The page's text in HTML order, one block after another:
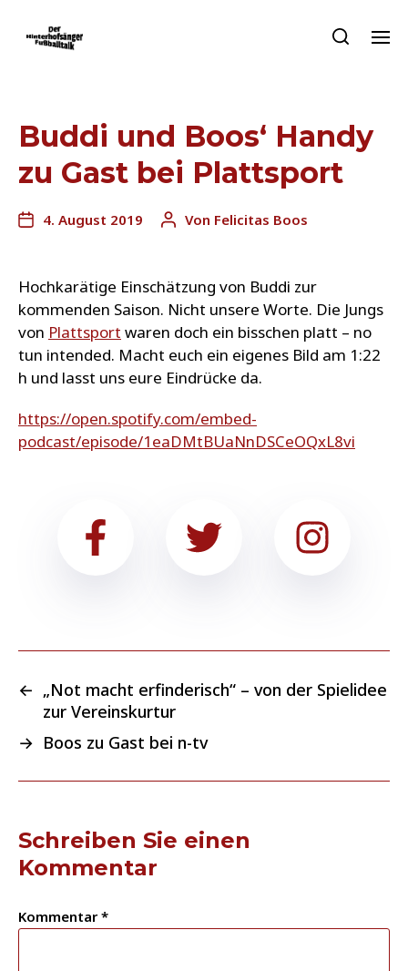
Buddi und Boos‘ Handy
zu Gast bei Plattsport
4. August 2019 Von Felicitas Boos
Hochkarätige Einschätzung von Buddi zur
kommenden Saison. Nicht unsere Worte. Die Jungs
von Plattsport waren doch ein bisschen platt – no
tun intended. Macht euch ein eigenes Bild am 1:22
h und lasst uns eure Eindrücke da.
https://open.spotify.com/embed-
podcast/episode/1eaDMtBUaNnDSCeOQxL8vi
← „Not macht erfinderisch“ – von der Spielidee
zur Vereinskurtur
→ Boos zu Gast bei n-tv
Schreiben Sie einen
Kommentar
Kommentar*